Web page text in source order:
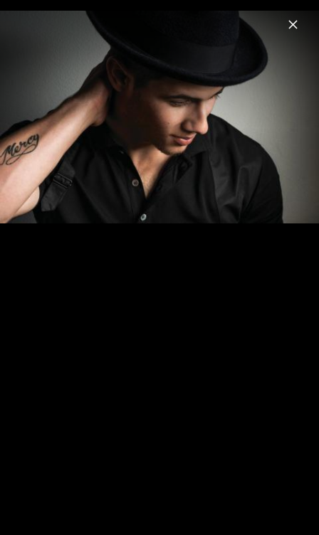
Menu
Nick Jonas
Home News Videos Fotos
Pressebilder "Sunday Best" (2025)